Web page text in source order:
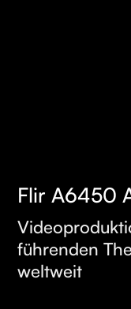
ERFAHREN
Flir A6450
führenden
weltweit